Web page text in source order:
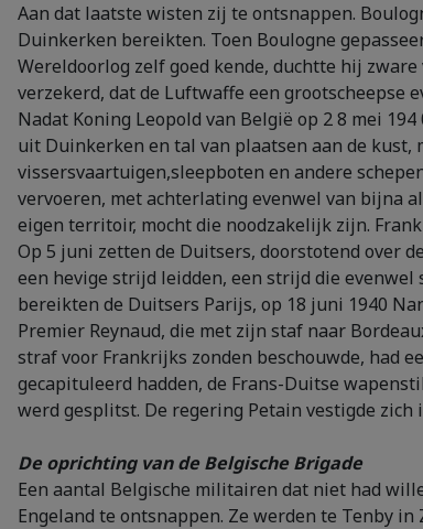
Aan dat laatste wisten zij te ontsnappen.
Duinkerken bereikten. Toen Boulogne
Wereldoorlog zelf goed kende, duchtte hij
verzekerd, dat de Luftwaffe een grootscheepse
Nadat Koning Leopold van België op 2 8 mei
uit Duinkerken en tal van plaatsen aan de
vissersvaartuigen,sleepboten en andere
vervoeren, met achterlating evenwel van bijna
eigen territoir, mocht die noodzakelijk zijn.
Op 5 juni zetten de Duitsers, doorstotend over
een hevige strijd leidden, een strijd die
bereikten de Duitsers Parijs, op 18 juni 1940
Premier Reynaud, die met zijn staf naar
straf voor Frankrijks zonden beschouwde, had
gecapituleerd hadden, de Frans-Duitse
werd gesplitst. De regering Petain vestigde
De oprichting van de Belgische Brigade
Een aantal Belgische militairen dat niet had
Engeland te ontsnappen. Ze werden te Tenby